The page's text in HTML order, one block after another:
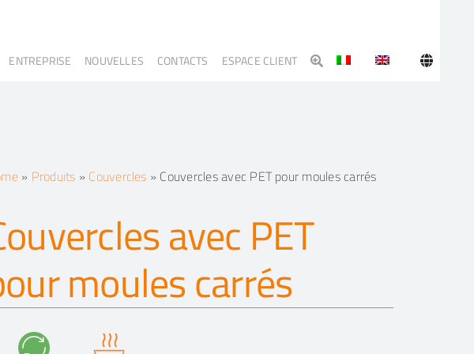
ENTREPRISE NOUVELLES CONTACTS ESPACE CLIENT
» Produits » Couvercles » Couvercles avec PET pour moules carrés
avec PET
moules carrés